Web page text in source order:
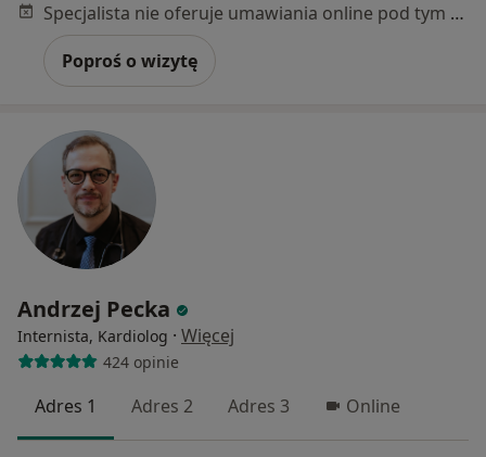
Specjalista nie oferuje umawiania online pod tym adresem.
Poproś o wizytę
Andrzej Pecka
Internista, Kardiolog · Więcej
424 opinie
Adres 1 Adres 2 Adres 3 Online